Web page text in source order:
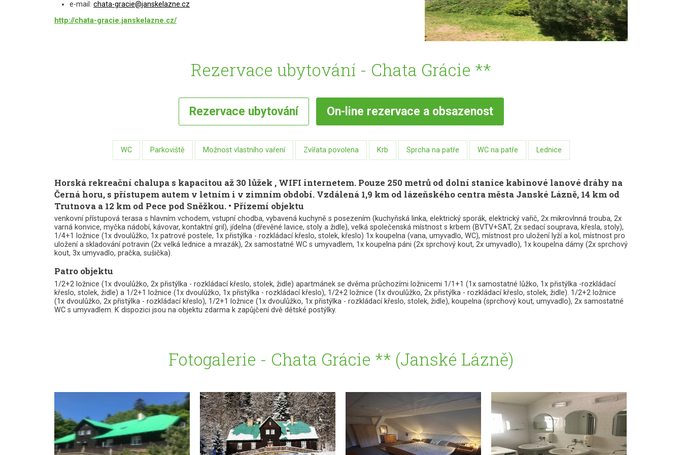
e-mail: chata-gracie@janskelazne.cz
http://chata-gracie.janskelazne.cz/
Rezervace ubytování - Chata Grácie **
Rezervace ubytování On-line rezervace a obsazenost
WC Parkoviště Možnost vlastního vaření Zvířata povolena Krb Sprcha na patře WC na patře Lednice
Horská rekreační chalupa s kapacitou až 30 lůžek , WIFI internetem. Pouze 250 metrů od dolní stanice kabinové lanové dráhy na
Černá horu, s přístupem autem v letním i v zimním období. Vzdálená 1,9 km od lázeňského centra města Janské Lázně, 14 km od
Trutnova a 12 km od Pece pod Sněžkou. • Přízemí objektu
venkovní přístupová terasa s hlavním vchodem, vstupní chodba, vybavená kuchyně s posezením (kuchyňská linka, elektrický sporák, elektrický vařič, 2x mikrovlnná trouba, 2x
varná konvice, myčka nádobí, kávovar, kontaktní gril), jídelna (dřevěné lavice, stoly a židle), velká společenská místnost s krbem (BVTV+SAT, 2x sedací souprava, křesla, stoly),
1/4+1 ložnice (1x dvoulůžko, 1x patrové postele, 1x přistýlka - rozkládací křeslo, stolek, křeslo) 1x koupelna (vana, umyvadlo, WC), místnost pro uložení lyží a kol, místnost pro
uložení a skladování potravin (2x velká lednice a mrazák), 2x samostatné WC s umyvadlem, 1x koupelna páni (2x sprchový kout, 2x umyvadlo), 1x koupelna dámy (2x sprchový
kout, 3x umyvadlo, pračka, sušička).
Patro objektu
1/2+2 ložnice (1x dvoulůžko, 2x přistýlka - rozkládací křeslo, stolek, židle) apartmánek se dvěma průchozími ložnicemi 1/1+1 (1x samostatné lůžko, 1x přistýlka -rozkládací
křeslo, stolek, židle) a 1/2+1 ložnice (1x dvoulůžko, 1x přistýlka - rozkládací křeslo), 1/2+2 ložnice (1x dvoulůžko, 2x přistýlka - rozkládací křeslo, stolek, židle). 1/2+2 ložnice
(1x dvoulůžko, 2x přistýlka - rozkládací křeslo), 1/2+1 ložnice (1x dvoulůžko, 1x přistýlka - rozkládací křeslo, stolek, židle), koupelna (sprchový kout, umyvadlo), 2x samostatné
WC s umyvadlem. K dispozici jsou na objektu zdarma k zapůjčení dvě dětské postýlky.
Fotogalerie - Chata Grácie ** (Janské Lázně)